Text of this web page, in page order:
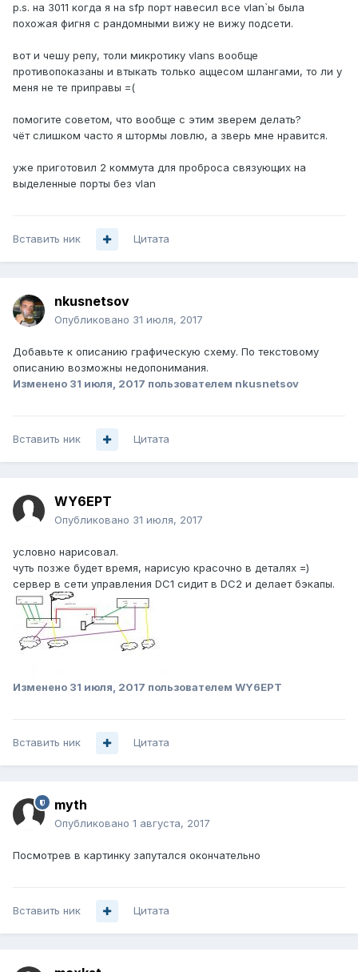
p.s. на 3011 когда я на sfp порт навесил все vlan`ы была
похожая фигня с рандомными вижу не вижу подсети.
вот и чешу репу, толи микротику vlans вообще
противопоказаны и втыкать только аццесом шлангами, то ли у
меня не те приправы =(
помогите советом, что вообще с этим зверем делать?
чёт слишком часто я штормы ловлю, а зверь мне нравится.
уже приготовил 2 коммута для проброса связующих на
выделенные порты без vlan
Вставить ник Цитата
nkusnetsov
Опубликовано 31 июля, 2017
Добавьте к описанию графическую схему. По текстовому
описанию возможны недопонимания.
Изменено 31 июля, 2017 пользователем nkusnetsov
Вставить ник Цитата
WY6EPT
Опубликовано 31 июля, 2017
условно нарисовал.
чуть позже будет время, нарисую красочно в деталях =)
сервер в сети управления DC1 сидит в DC2 и делает бэкапы.
Изменено 31 июля, 2017 пользователем WY6EPT
Вставить ник Цитата
myth
Опубликовано 1 августа, 2017
Посмотрев в картинку запутался окончательно
Вставить ник Цитата